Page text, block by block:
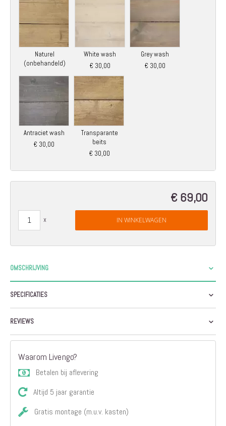
Naturel
(onbehandeld)
White wash
€ 30,00
Grey wash
€ 30,00
Antraciet wash
€ 30,00
Transparante
beits
€ 30,00
€ 69,00
IN WINKELWAGEN
OMSCHRIJVING
SPECIFICATIES
REVIEWS
Waarom Livengo?
Betalen bij aflevering
Altijd 5 jaar garantie
Gratis montage (m.u.v. kasten)